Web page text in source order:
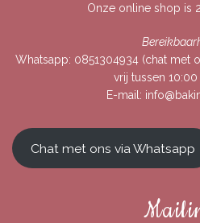
Onze online shop is
Whatsapp: 0851304934(chat met
vrij tussen 10:00
E-mail:
Chat met ons via Whatsapp